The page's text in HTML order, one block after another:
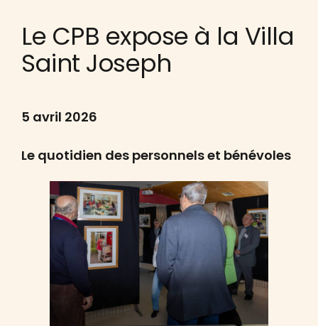
Le CPB expose à la Villa
Saint Joseph
5 avril 2026
Le quotidien des personnels et bénévoles